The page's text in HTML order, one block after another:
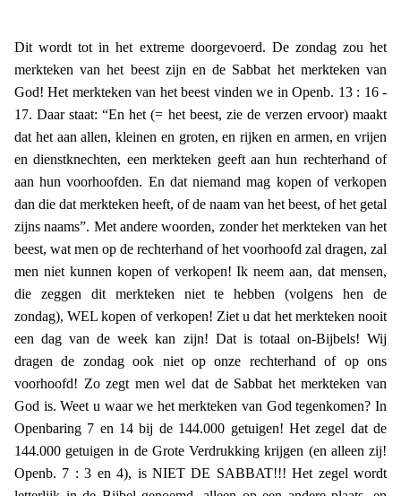
Dit wordt tot in het extreme doorgevoerd. De zondag zou het
merkteken van het beest zijn en de Sabbat het merkteken van
God!Het merkteken van het beest vinden we in Openb. 13 : 16 -
17. Daar staat: “En het (= het beest, zie de verzen ervoor) maakt
dat het aan allen, kleinen en groten, en rijken en armen, en vrijen
en dienstknechten, een merkteken geeft aan hun rechterhand of
aan hun voorhoofden. En dat niemand mag kopen of verkopen
dan die dat merkteken heeft, of de naam van het beest, of het getal
zijns naams”. Met andere woorden, zonder het merkteken van het
beest, wat men op de rechterhand of het voorhoofd zal dragen, zal
men niet kunnen kopen of verkopen! Ik neem aan, dat mensen,
die zeggen dit merkteken niet te hebben (volgens hen de
zondag), WEL kopen of verkopen! Ziet u dat het merkteken nooit
een dag van de week kan zijn! Dat is totaal on-Bijbels! Wij
dragen de zondag ook niet op onze rechterhand of op ons
voorhoofd! Zo zegt men wel dat de Sabbat het merkteken van
God is. Weet u waar we het merkteken van God tegenkomen? In
Openbaring 7 en 14 bij de 144.000 getuigen! Het zegel dat de
144.000 getuigen in de Grote Verdrukking krijgen (en alleen zij!
Openb. 7 : 3 en 4), is NIET DE SABBAT!!! Het zegel wordt